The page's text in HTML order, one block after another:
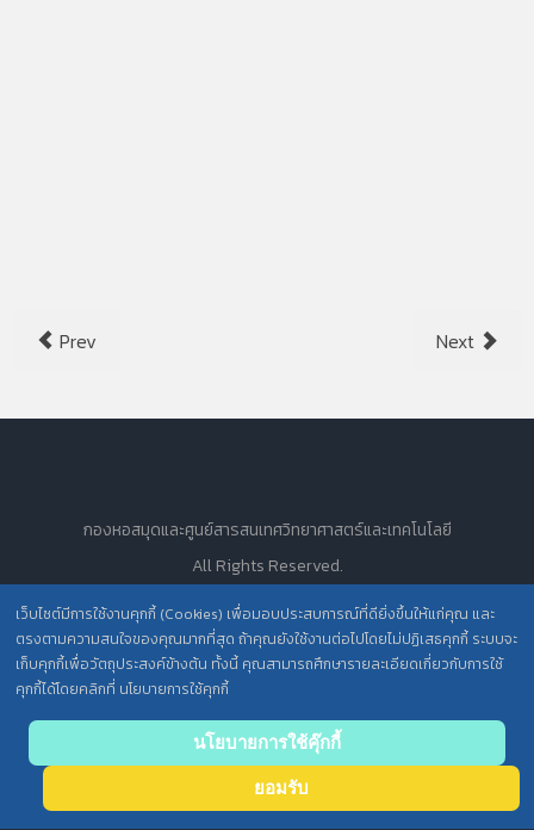
Prev Next
เว็บไซต์มีการใช้งานคุกกี้ (Cookies) เพื่อมอบประสบการณ์ที่ดียิ่งขึ้นให้แก่คุณ และ
ตรงตามความสนใจของคุณมากที่สุด ถ้าคุณยังใช้งานต่อไปโดยไม่ปฏิเสธคุกกี้ ระบบจะ
เก็บคุกกี้เพื่อวัตถุประสงค์ข้างต้น ทั้งนี้ คุณสามารถศึกษารายละเอียดเกี่ยวกับการใช้
คุกกี้ได้โดยคลิกที่ นโยบายการใช้คุกกี้
นโยบายการใช้คุ๊กกี้
ยอมรับ
กองหอสมุดและศูนย์สารสนเทศวิทยาศาสตร์และเทคโนโลยี
All Rights Reserved.
นโยบายการคุ้มครองข้อมูลส่วนบุคคล วศ. /
ประกาศความเป็นส่วนตัว (Privacy Notice) สำหรับการบริการสารสนเทศ
to top